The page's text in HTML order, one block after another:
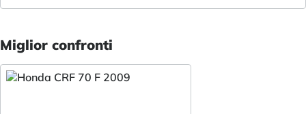
Miglior confronti